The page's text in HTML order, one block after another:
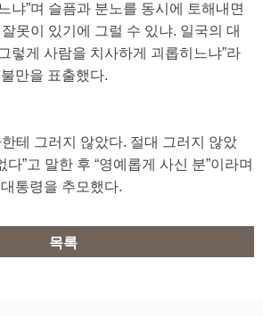
냐”며 슬픔과 분노를 동시에 토해내면
못이 있기에 그럴 수 있냐. 일국의 대
렇게 사람을 치사하게 괴롭히느냐”라
만을 표출했다.
테 그러지 않았다. 절대 그러지 않았
”고 말한 후 “영예롭게 사신 분”이라며
통령을 추모했다.
목록